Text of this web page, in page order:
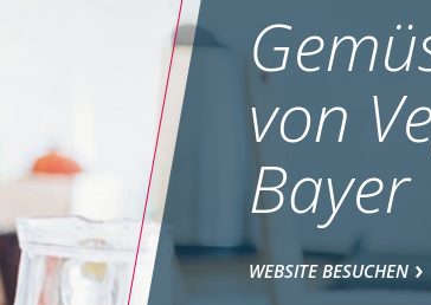
von
Bayer
WEBSITE BESUCHEN